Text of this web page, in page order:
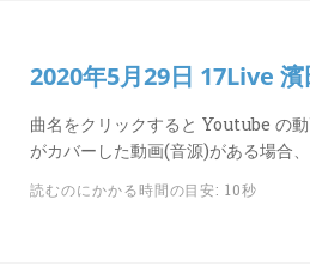
2020年5月29日 17Live
曲名をクリックすると Youtube の
がカバーした動画(音源)がある場合
読むのにかかる時間の目安: 10秒